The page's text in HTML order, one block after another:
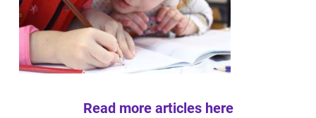
Read more articles here